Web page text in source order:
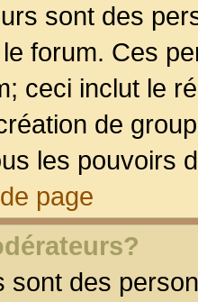
sont des
forum. Ces
ceci inclut le
de
les pouvoirs
page
sont des